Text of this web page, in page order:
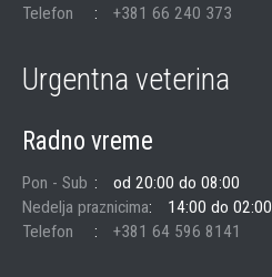
Telefon
+381 66 240 373
Urgentna veterina
Radno vreme
Pon - Sub
od 20:00 do 08:00
Nedelja praznicima
14:00 do 02:00
Telefon
+381 64 596 8141